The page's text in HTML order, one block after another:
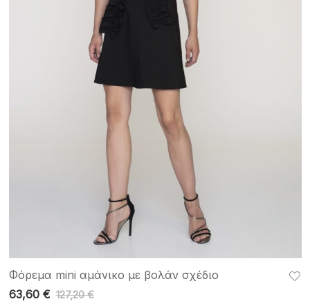
Φόρεμα mini αμάνικο με βολάν σχέδιο
127,20€
63,60 €